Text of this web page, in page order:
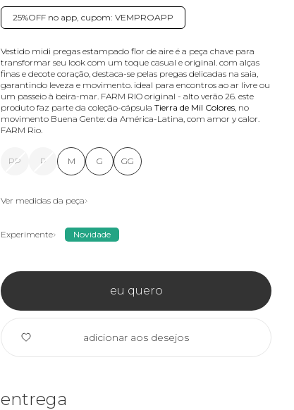
25%OFF no app, cupom: VEMPROAPP
vestido midi pregas estampado flor de aire é a peça chave para
transformar seu look com um toque casual e original. com alças
finas e decote coração, destaca-se pelas pregas delicadas na saia,
garantindo leveza e movimento. ideal para encontros ao ar livre ou
um passeio à beira-mar. FARM RIO original - alto verão 26. este
produto faz parte da coleção-cápsula Tierra de Mil Colores, no
movimento Buena Gente: da América-Latina, com amor y calor.
FARM Rio.
PP P M G GG
Ver medidas da peça
Experimente Novidade
eu quero
adicionar aos desejos
entrega